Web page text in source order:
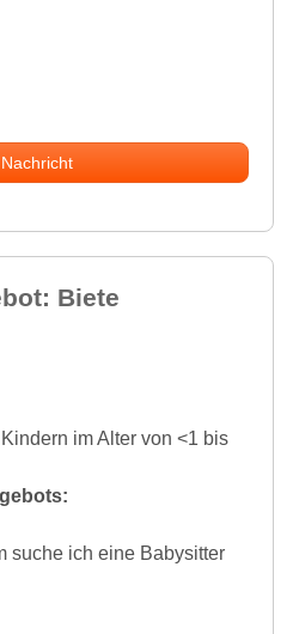
Nachricht
Biete
im Alter von <1 bis
suche ich eine Babysitter